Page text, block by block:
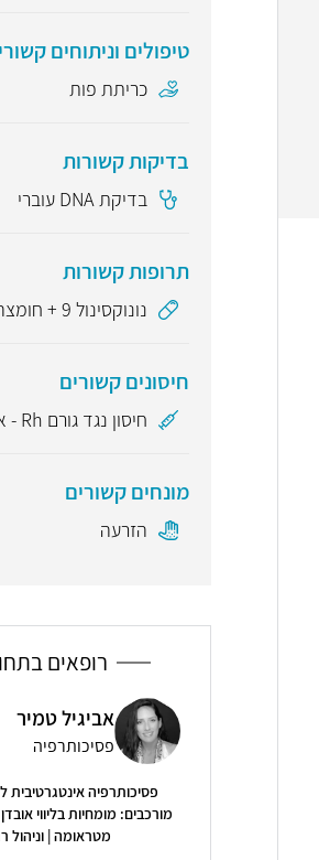
טיפולים וניתוחים
כריתת פות
בדיקות קשורות
בדיקת DNA עוברי
תרופות קשורות
נונוקסינול 9 + חומצה רצינולית
חיסונים קשורים
חיסון נגד גורם Rh - אנטי D
מונחים קשורים
הזרעה
רופאים
(וייזל) אביגיל טמיר
פסיכותרפיה
פסיכותרפיה אינטגרטיבית
מורכבים: מומחיות בליווי
מטראומה | וניהול